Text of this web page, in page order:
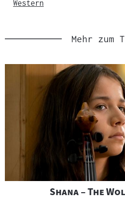
Link
Western
Mehr zum
"
Shana – The